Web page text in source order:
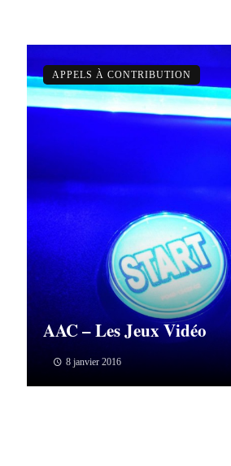
AAC – Les Jeux Vidéo
8 janvier 2016
APPELS À CONTRIBUTION